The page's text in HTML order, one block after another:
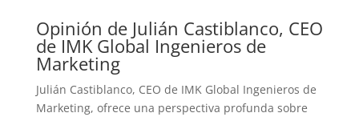
Opinión de Julián Castiblanco, CEO
de IMK Global Ingenieros de
Marketing
Julián Castiblanco, CEO de IMK Global Ingenieros de
Marketing, ofrece una perspectiva profunda sobre